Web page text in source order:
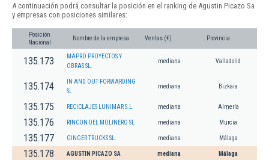
A continuación podrá consultar la posición en el ranking de Agustin Picazo Sa
y empresas con posiciones similares:
Posición
Nacional
Nombre de la empresa Ventas (€) Provincia
135.173
MAPRO PROYECTOS Y
OBRAS SL.
mediana Valladolid
135.174
IN AND OUT FORWARDING
SL
mediana Bizkaia
135.175 RECICLAJES LUNIMAR S.L. mediana Almería
135.176 RINCON DEL MOLINERO SL mediana Murcia
135.177 GINGER TRUCKS SL. mediana Málaga
135.178 AGUSTIN PICAZO SA mediana Málaga